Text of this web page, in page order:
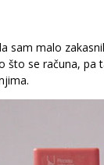
sam malo
što se računa, pa